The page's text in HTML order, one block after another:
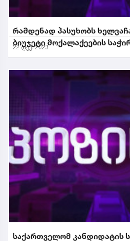
რამდენად პასუხობს ხელვაჩაურის
ბიუჯეტი მოქალაქეების
22 დეკ. 2023
საქართველომ კანდიდატის